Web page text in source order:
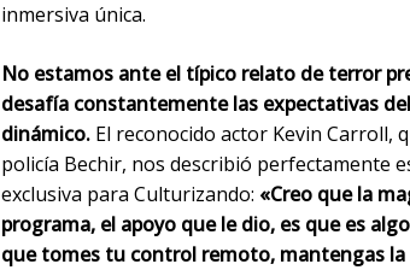
inmersiva única.
No estamos ante el típico relato de terror
desafía constantemente las expectativas
dinámico. El reconocido actor Kevin Carroll,
policía Bechir, nos describió perfectamente
exclusiva para Culturizando: «Creo que la
programa, el apoyo que le dio, es que es
que tomes tu control remoto, mantengas